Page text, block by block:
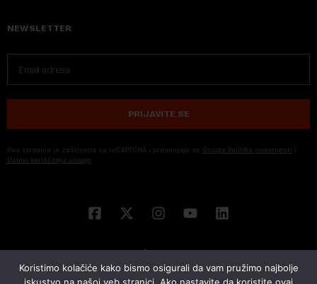
NEWSLETTER
PRIJAVITE SE
Ova stranica je zaštićena sa reCAPTCHA i primenjuju se Google Politika privatnosti i
Uslovi korišćenja usluge
Koristimo kolačiće kako bismo osigurali da vam pružimo najbolje